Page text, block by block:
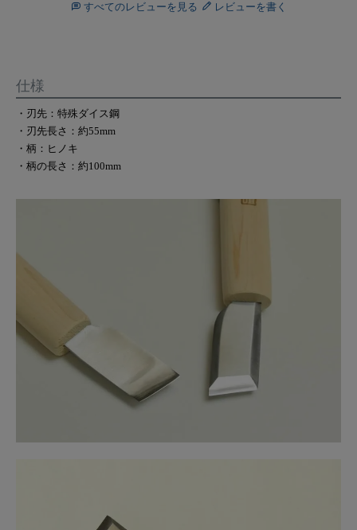
すべてのレビューを見る レビューを書く
仕様
・刃先：特殊ダイス鋼
・刃先長さ：約55mm
・柄：ヒノキ
・柄の長さ：約100mm